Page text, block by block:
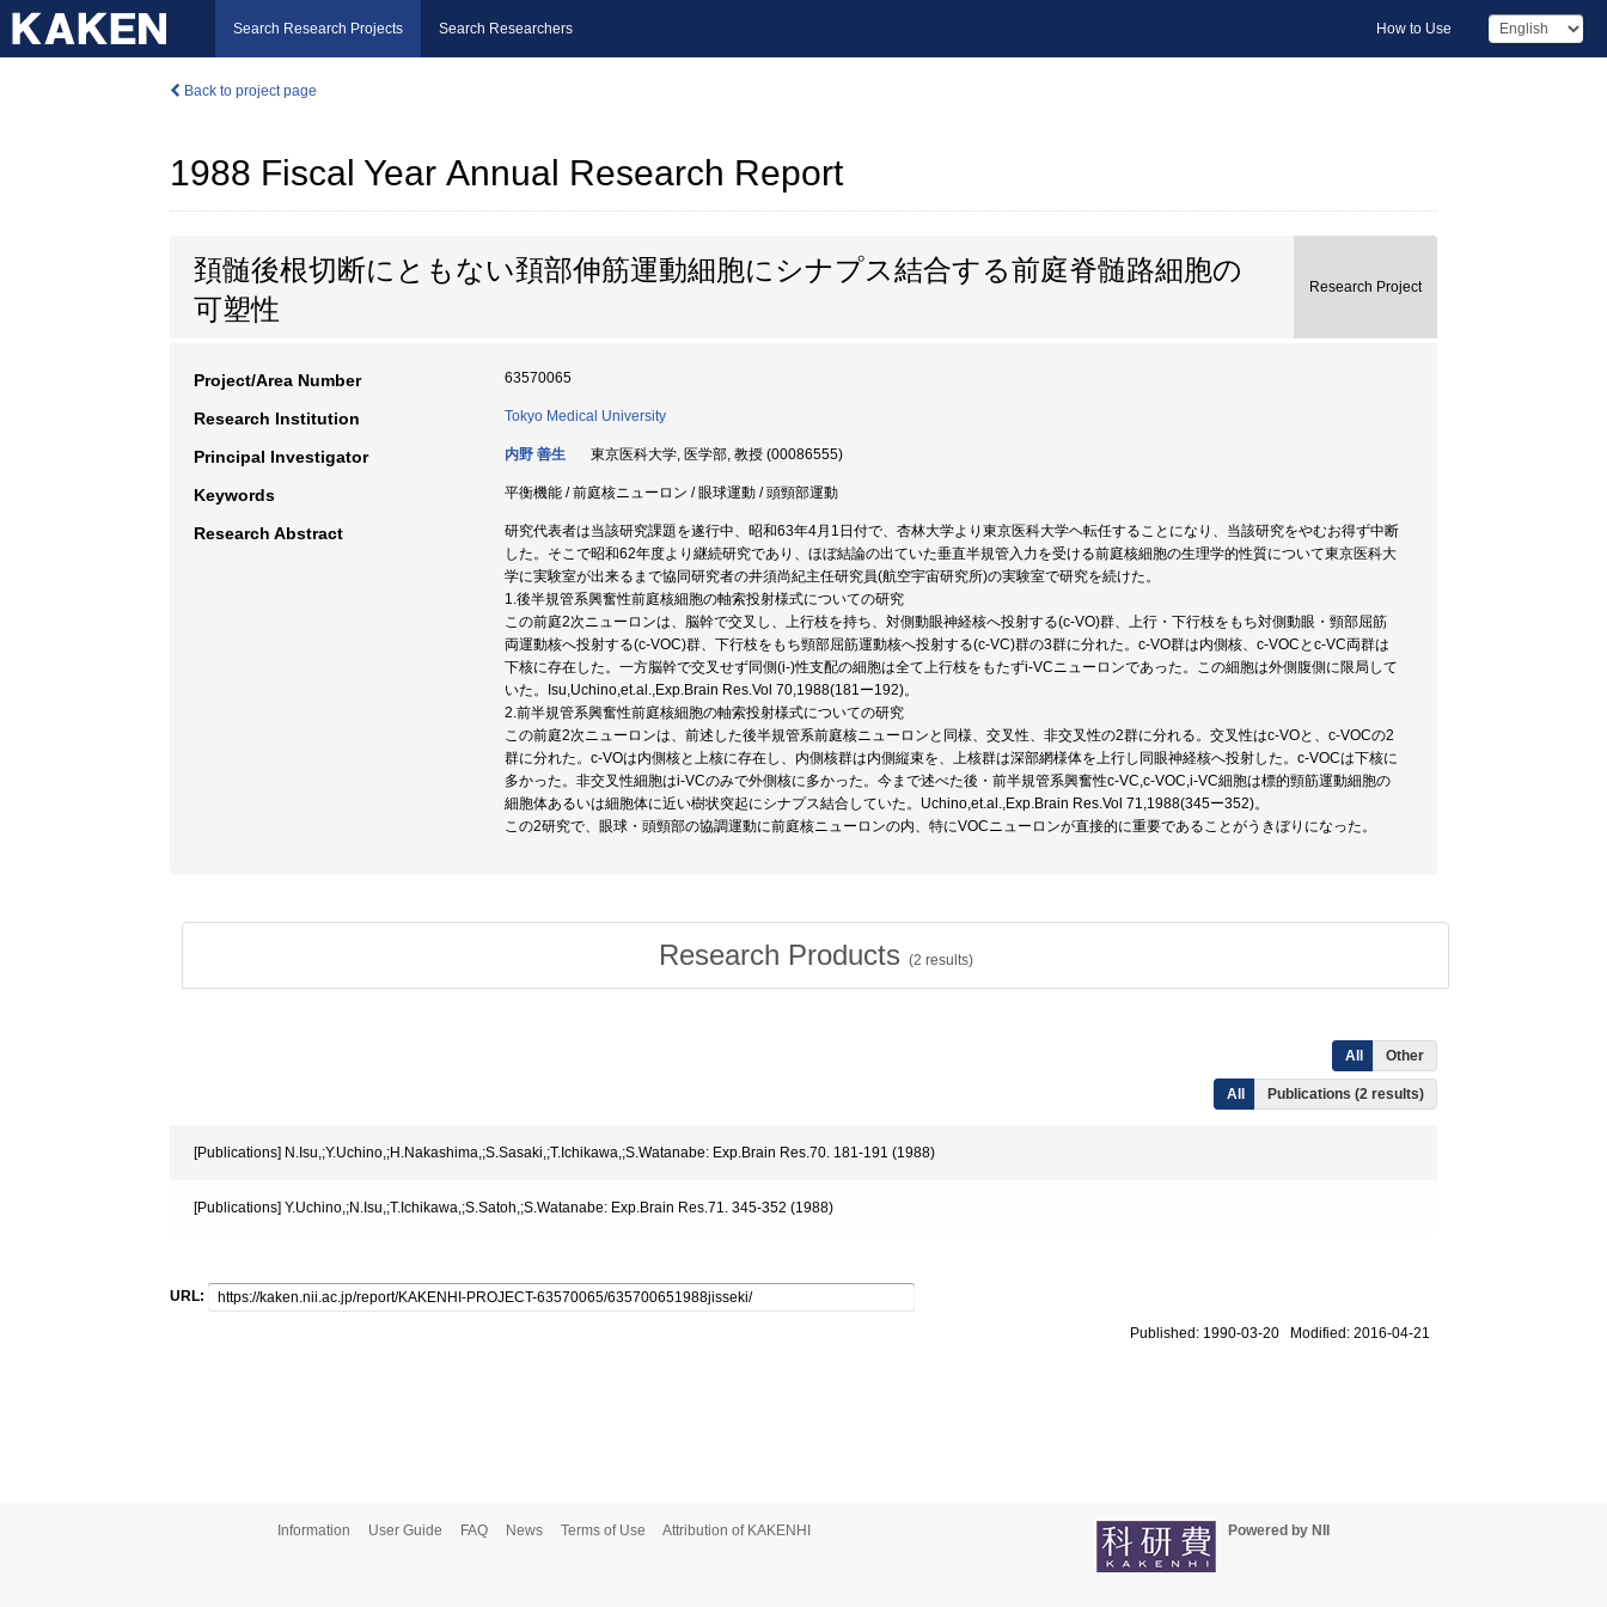
Search Research Projects Search Researchers How to Use
Back to project page
1988 Fiscal Year Annual Research Report
頚髄後根切断にともない頚部伸筋運動細胞にシナプス結合する前庭脊髄路細胞の
可塑性
Research Project
Project/Area Number 63570065
Research Institution Tokyo Medical University
Principal Investigator 内野 善生 東京医科大学, 医学部, 教授 (00086555)
Keywords 平衡機能 / 前庭核ニューロン / 眼球運動 / 頭頸部運動
Research Abstract
研究代表者は当該研究課題を遂行中、昭和63年4月1日付で、杏林大学より東京医科大学ヘ転任することになり、当該研究をやむお得ず中断
した。そこで昭和62年度より継続研究であり、ほぼ結論の出ていた垂直半規管入力を受ける前庭核細胞の生理学的性質について東京医科大
学に実験室が出来るまで協同研究者の井須尚紀主任研究員(航空宇宙研究所)の実験室で研究を続けた。
1.後半規管系興奮性前庭核細胞の軸索投射様式についての研究
この前庭2次ニューロンは、脳幹で交叉し、上行枝を持ち、対側動眼神経核へ投射する(c-VO)群、上行・下行枝をもち対側動眼・頸部屈筋
両運動核へ投射する(c-VOC)群、下行枝をもち頸部屈筋運動核へ投射する(c-VC)群の3群に分れた。c-VO群は内側核、c-VOCとc-VC両群は
下核に存在した。一方脳幹で交叉せず同側(i-)性支配の細胞は全て上行枝をもたずi-VCニューロンであった。この細胞は外側腹側に限局して
いた。Isu,Uchino,et.al.,Exp.Brain Res.Vol 70,1988(181ー192)。
2.前半規管系興奮性前庭核細胞の軸索投射様式についての研究
この前庭2次ニューロンは、前述した後半規管系前庭核ニューロンと同様、交叉性、非交叉性の2群に分れる。交叉性はc-VOと、c-VOCの2
群に分れた。c-VOは内側核と上核に存在し、内側核群は内側縦束を、上核群は深部網様体を上行し同眼神経核へ投射した。c-VOCは下核に
多かった。非交叉性細胞はi-VCのみで外側核に多かった。今まで述べた後・前半規管系興奮性c-VC,c-VOC,i-VC細胞は標的頸筋運動細胞の
細胞体あるいは細胞体に近い樹状突起にシナプス結合していた。Uchino,et.al.,Exp.Brain Res.Vol 71,1988(345ー352)。
この2研究で、眼球・頭頸部の協調運動に前庭核ニューロンの内、特にVOCニューロンが直接的に重要であることがうきぼりになった。
Research Products (2 results)
All Other
All Publications (2 results)
[Publications] N.Isu,;Y.Uchino,;H.Nakashima,;S.Sasaki,;T.Ichikawa,;S.Watanabe: Exp.Brain Res.70. 181-191 (1988)
[Publications] Y.Uchino,;N.Isu,;T.Ichikawa,;S.Satoh,;S.Watanabe: Exp.Brain Res.71. 345-352 (1988)
URL:
Published: 1990-03-20 Modified: 2016-04-21
Information User Guide FAQ News Terms of Use Attribution of KAKENHI Powered by NII